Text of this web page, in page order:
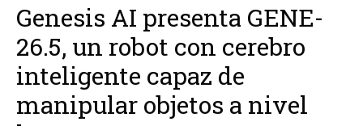
Genesis AI presenta GENE-
26.5, un robot con cerebro
inteligente capaz de
manipular objetos a nivel